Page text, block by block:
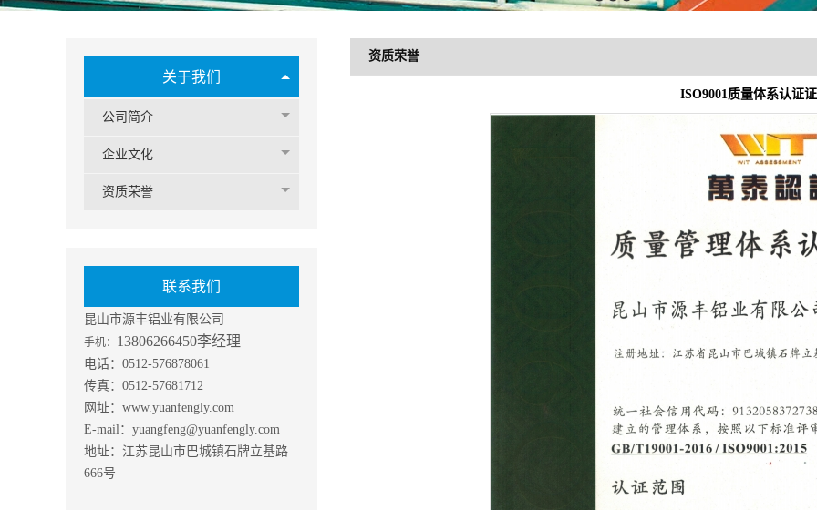
1 2 3
关于我们
公司简介
企业文化
资质荣誉
联系我们
昆山市源丰铝业有限公司
手机： 13806266450李经理
电话：0512-576878061
传真：0512-57681712
网址：www.yuanfengly.com
E-mail：yuangfeng@yuanfengly.com
地址：江苏昆山市巴城镇石牌立基路
666号
资质荣誉
ISO9001质量体系认证